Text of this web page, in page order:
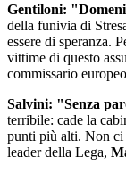
Gentiloni:
della funivia di
essere di speranza.
vittime di questo
commissario
Salvini: "Senza
terribile: cade la
punti più alti. Non ci
leader della Lega,